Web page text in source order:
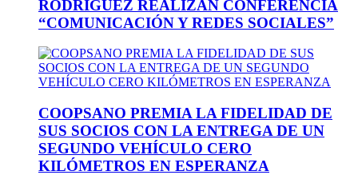
RODRÍGUEZ REALIZAN CONFERENCIA
“COMUNICACIÓN Y REDES SOCIALES”
COOPSANO PREMIA LA FIDELIDAD DE
SUS SOCIOS CON LA ENTREGA DE UN
SEGUNDO VEHÍCULO CERO
KILÓMETROS EN ESPERANZA